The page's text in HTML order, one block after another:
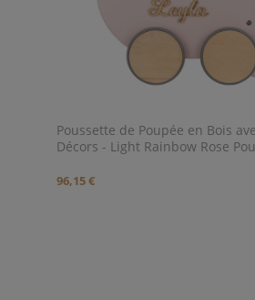
Poussette de Poupée en Bois
Décors - Light Rainbow Rose
96,15 €